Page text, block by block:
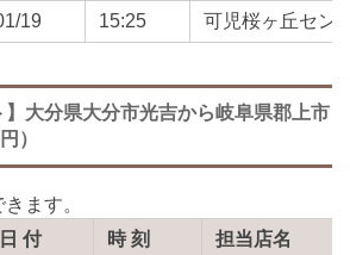
19 15:25 可児桜ヶ丘セン
】大分県大分市光吉から岐阜県郡上市
）
日 付 時 刻 担当店名